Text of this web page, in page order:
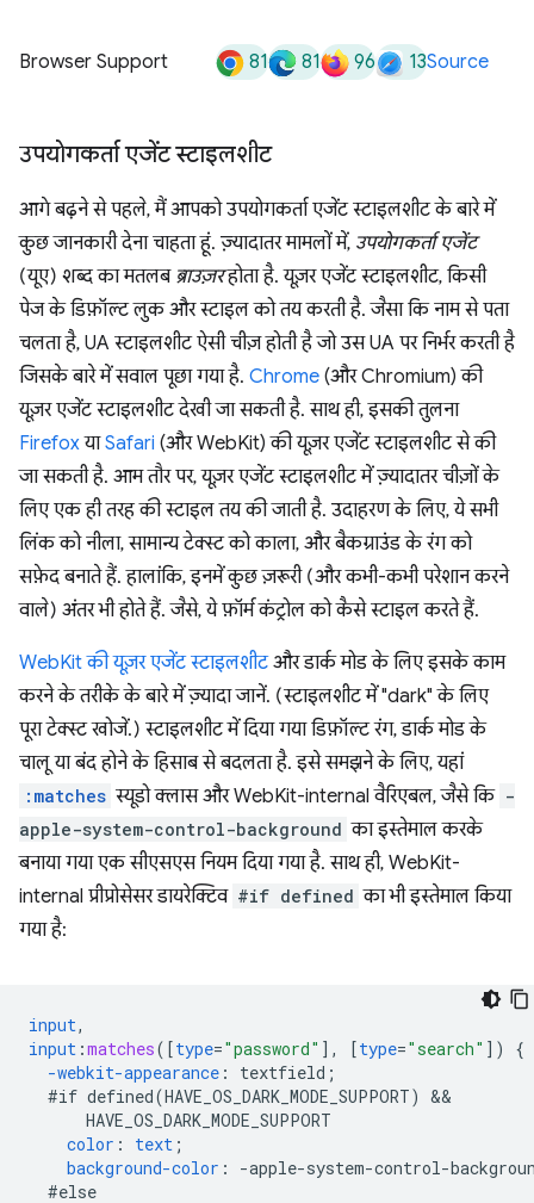
Browser Support 81 81 96 13Source
उपयोगकर्ता एजेंट स्टाइलशीट
आगे बढ़ने से पहले, मैं आपको उपयोगकर्ता एजेंट स्टाइलशीट के बारे में
कुछ जानकारी देना चाहता हूं. ज़्यादातर मामलों में, उपयोगकर्ता एजेंट
(यूए) शब्द का मतलब ब्राउज़रहोता है. यूज़र एजेंट स्टाइलशीट, किसी
पेज के डिफ़ॉल्ट लुक और स्टाइल को तय करती है. जैसा कि नाम से पता
चलता है, UA स्टाइलशीट ऐसी चीज़ होती है जो उस UA पर निर्भर करती है
जिसके बारे में सवाल पूछा गया है. Chrome (और Chromium) की
यूज़र एजेंट स्टाइलशीट देखी जा सकती है. साथ ही, इसकी तुलना
FirefoxयाSafari (और WebKit) की यूज़र एजेंट स्टाइलशीट से की
जा सकती है. आम तौर पर, यूज़र एजेंट स्टाइलशीट में ज़्यादातर चीज़ों के
लिए एक ही तरह की स्टाइल तय की जाती है. उदाहरण के लिए, ये सभी
लिंक को नीला, सामान्य टेक्स्ट को काला, और बैकग्राउंड के रंग को
सफ़ेद बनाते हैं. हालांकि, इनमें कुछ ज़रूरी (और कभी-कभी परेशान करने
वाले) अंतर भी होते हैं. जैसे, ये फ़ॉर्म कंट्रोल को कैसे स्टाइल करते हैं.
WebKit की यूज़र एजेंट स्टाइलशीटऔर डार्क मोड के लिए इसके काम
करने के तरीके के बारे में ज़्यादा जानें. (स्टाइलशीट में "dark" के लिए
पूरा टेक्स्ट खोजें.) स्टाइलशीट में दिया गया डिफ़ॉल्ट रंग, डार्क मोड के
चालू या बंद होने के हिसाब से बदलता है. इसे समझने के लिए, यहां
:matches स्यूडो क्लास और WebKit-internal वैरिएबल, जैसे कि -
apple-system-control-background का इस्तेमाल करके
बनाया गया एक सीएसएस नियम दिया गया है. साथ ही, WebKit-
internal प्रीप्रोसेसर डायरेक्टिव #if defined का भी इस्तेमाल किया
गया है:
input,
input :matches([type="password" ], [type="search" ])
{
-webkit-appearance : textfield ;
#if defined(HAVE_OS_DARK_MODE_SUPPORT)
HAVE_OS_DARK_MODE_SUPPORT
color : text ;
background-color : -apple-system-control-
#else